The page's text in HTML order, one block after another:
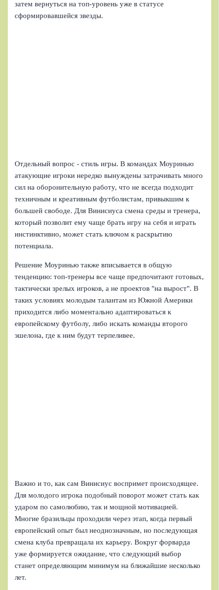
затем вернуться на топ-уровень уже в статусе
сформировавшейся звезды.
Отдельный вопрос - стиль игры. В командах Моуринью
атакующие игроки нередко вынуждены затрачивать много
сил на оборонительную работу, что не всегда подходит
техничным и креативным футболистам, привыкшим к
большей свободе. Для Винисиуса смена среды и тренера,
который позволит ему чаще брать игру на себя и играть
инстинктивно, может стать ключом к раскрытию
потенциала.
Решение Моуринью также вписывается в общую
тенденцию: топ-тренеры все чаще предпочитают готовых,
тактически зрелых игроков, а не проектов "на вырост". В
таких условиях молодым талантам из Южной Америки
приходится либо моментально адаптироваться к
европейскому футболу, либо искать команды второго
эшелона, где к ним будут терпеливее.
Важно и то, как сам Винисиус воспримет происходящее.
Для молодого игрока подобный поворот может стать как
ударом по самолюбию, так и мощной мотивацией.
Многие бразильцы проходили через этап, когда первый
европейский опыт был неоднозначным, но последующая
смена клуба превращала их карьеру. Вокруг форварда
уже формируется ожидание, что следующий выбор
станет определяющим минимум на ближайшие несколько
лет.